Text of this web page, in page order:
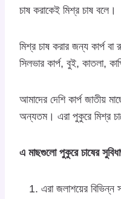
চাষ করাকেই মিশ্র চাষ বলে।
মিশ্র চাষ করার জন্য কার্প
সিলভার কার্প, বুই, কাতলা,
আমাদের দেশি কার্প জাতীয়
অন্যতম। এরা পুকুরে মিশ্র
এ মাছগুলো পুকুরে চাষের
এরা জলাশয়ের বিভিন্ন